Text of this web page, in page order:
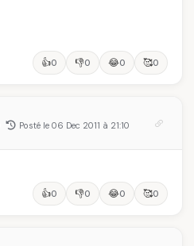
👍0 👎0 😂0 🥰0
Posté le 06 Dec 2011 à 21:10
👍0 👎0 😂0 🥰0